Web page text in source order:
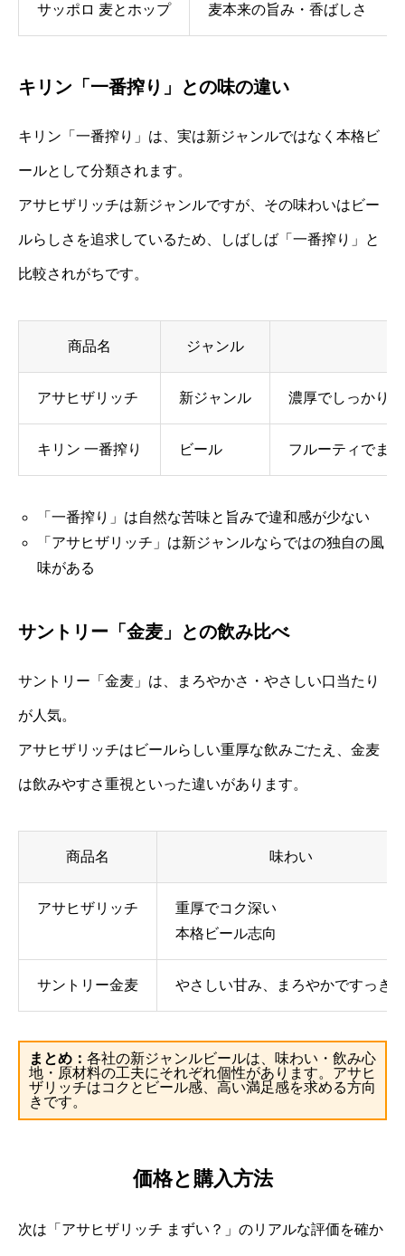
サッポロ 麦とホップ 麦本来の旨み・香ばしさ
キリン「一番搾り」との味の違い
キリン「一番搾り」は、実は新ジャンルではなく本格ビ
ールとして分類されます。
アサヒザリッチは新ジャンルですが、その味わいはビー
ルらしさを追求しているため、しばしば「一番搾り」と
比較されがちです。
商品名 ジャンル
アサヒザリッチ 新ジャンル 濃厚でしっかり
キリン 一番搾り ビール フルーティでま
「一番搾り」は自然な苦味と旨みで違和感が少ない
「アサヒザリッチ」は新ジャンルならではの独自の風
味がある
サントリー「金麦」との飲み比べ
サントリー「金麦」は、まろやかさ・やさしい口当たり
が人気。
アサヒザリッチはビールらしい重厚な飲みごたえ、金麦
は飲みやすさ重視といった違いがあります。
商品名 味わい
アサヒザリッチ
重厚でコク深い
本格ビール志向
サントリー金麦 やさしい甘み、まろやかですっき
まとめ： 各社の新ジャンルビールは、味わい・飲み心
地・原材料の工夫にそれぞれ個性があります。アサヒ
ザリッチはコクとビール感、高い満足感を求める方向
きです。
価格と購入方法
次は「アサヒザリッチ まずい？」のリアルな評価を確か